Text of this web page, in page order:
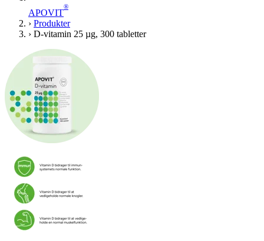
APOVIT
®
› Produkter
› D-vitamin 25 µg, 300 tabletter